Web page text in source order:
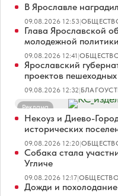
В Ярославле
09.08.2026 12:53|
Глава Ярославской
молодежной политики
09.08.2026 12:41|
Ярославский
проектов
09.08.2026 12:32|
Реклама
Некоуз и Диево-
исторических
09.08.2026 12:20|
Собака стала
Угличе
09.08.2026 12:17|ОБЩЕСТВО
Дожди и